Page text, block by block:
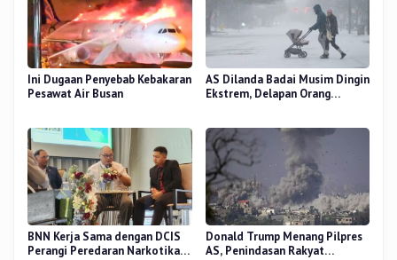
Ini Dugaan Penyebab Kebakaran
Pesawat Air Busan
AS Dilanda Badai Musim Dingin
Ekstrem, Delapan Orang
BNN Kerja Sama dengan DCIS
Perangi Peredaran Narkotika
Donald Trump Menang Pilpres
AS, Penindasan Rakyat